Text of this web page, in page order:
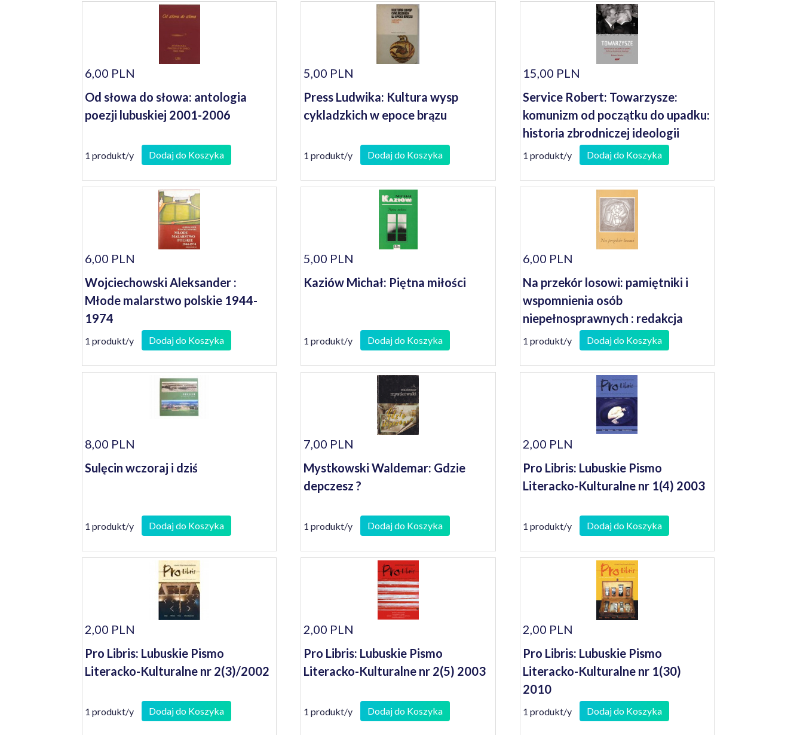
6,00 PLN
Od słowa do słowa: antologia
poezji lubuskiej 2001-2006
1 produkt/y Dodaj do Koszyka
5,00 PLN
Press Ludwika: Kultura wysp
cykladzkich w epoce brązu
1 produkt/y Dodaj do Koszyka
15,00 PLN
Service Robert: Towarzysze:
komunizm od początku do upadku:
historia zbrodniczej ideologii
1 produkt/y Dodaj do Koszyka
6,00 PLN
Wojciechowski Aleksander :
Młode malarstwo polskie 1944-
1974
1 produkt/y Dodaj do Koszyka
5,00 PLN
Kaziów Michał: Piętna miłości
1 produkt/y Dodaj do Koszyka
6,00 PLN
Na przekór losowi: pamiętniki i
wspomnienia osób
niepełnosprawnych : redakcja
Janusz Koniusz
1 produkt/y Dodaj do Koszyka
8,00 PLN
Sulęcin wczoraj i dziś
1 produkt/y Dodaj do Koszyka
7,00 PLN
Mystkowski Waldemar: Gdzie
depczesz ?
1 produkt/y Dodaj do Koszyka
2,00 PLN
Pro Libris: Lubuskie Pismo
Literacko-Kulturalne nr 1(4) 2003
1 produkt/y Dodaj do Koszyka
2,00 PLN
Pro Libris: Lubuskie Pismo
Literacko-Kulturalne nr 2(3)/2002
1 produkt/y Dodaj do Koszyka
2,00 PLN
Pro Libris: Lubuskie Pismo
Literacko-Kulturalne nr 2(5) 2003
1 produkt/y Dodaj do Koszyka
2,00 PLN
Pro Libris: Lubuskie Pismo
Literacko-Kulturalne nr 1(30)
2010
1 produkt/y Dodaj do Koszyka